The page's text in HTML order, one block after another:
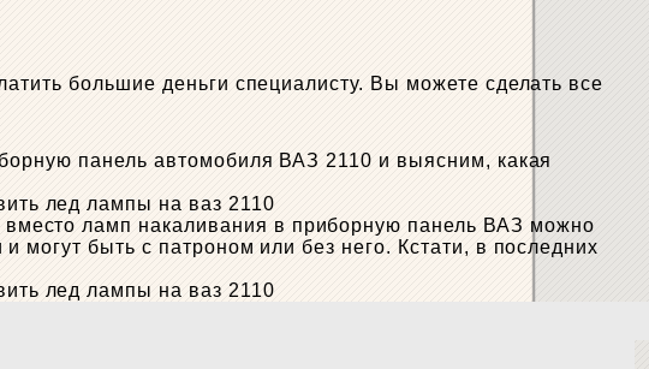
большие деньги специалисту. Вы можете сделать все
панель автомобиля ВАЗ 2110 и выясним, какая
ламп накаливания в приборную панель ВАЗ можно
могут быть с патроном или без него. Кстати, в последних